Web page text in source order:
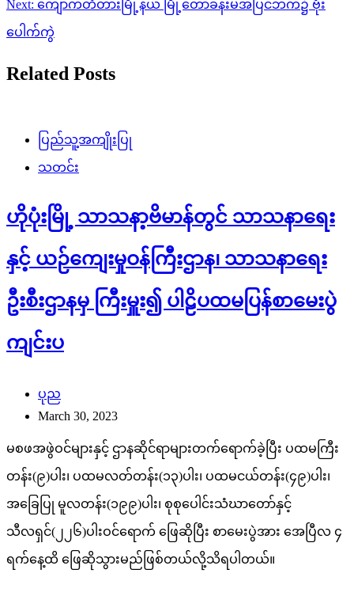
Next: ကျောက်တံတားမြို့နယ် မြို့တော်ခန်းမအပြင်ဘက်၌ ဗုံး
ပေါက်ကွဲ
Related Posts
ပြည်သူ့အကျိုးပြု
သတင်း
ဟိုပုံးမြို့ သာသနာ့ဗိမာန်တွင် သာသနာရေး
နှင့် ယဉ်ကျေးမှုဝန်ကြီးဌာန၊ သာသနာရေး
ဦးစီးဌာနမှ ကြီးမှူး၍ ပါဠိပထမပြန်စာမေးပွဲ
ကျင်းပ
ပုည
March 30, 2023
မစဖအဖွဲဝင်များနှင့် ဌာနဆိုင်ရာများတက်ရောက်ခဲ့ပြီး ပထမကြီး
တန်း(၉)ပါး၊ ပထမလတ်တန်း(၁၃)ပါး၊ ပထမငယ်တန်း(၄၉)ပါး၊
အခြေပြု မူလတန်း(၁၉၉)ပါး၊ စုစုပေါင်းသံဃာတော်နှင့်
သီလရှင်(၂၂၆)ပါးဝင်ရောက် ဖြေဆိုပြီး စာမေးပွဲအား အေပြီလ ၄
ရက်နေ့ထိ ဖြေဆိုသွားမည်ဖြစ်တယ်လို့သိရပါတယ်။